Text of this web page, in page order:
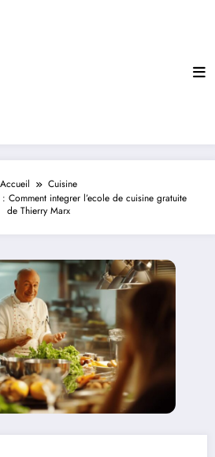
Accueil
Cuisine
Comment integrer l’ecole de cuisine gratuite
de Thierry Marx